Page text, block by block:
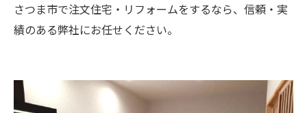
さつま市で注文住宅・リフォームをするなら、信頼・実
績のある弊社にお任せください。